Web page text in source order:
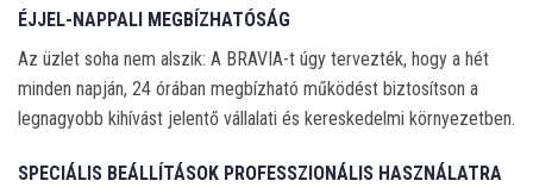
ÉJJEL-NAPPALI MEGBÍZHATÓSÁG
Az üzlet soha nem alszik: A BRAVIA-t úgy tervezték, hogy a hét
minden napján, 24 órában megbízható működést biztosítson a
legnagyobb kihívást jelentő vállalati és kereskedelmi környezetben.
SPECIÁLIS BEÁLLÍTÁSOK PROFESSZIONÁLIS HASZNÁLATRA